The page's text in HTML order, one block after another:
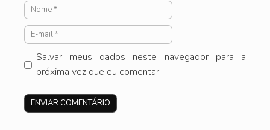
Nome
E-
mail
Salvar meus dados neste navegador para a
próxima vez que eu comentar.
Site